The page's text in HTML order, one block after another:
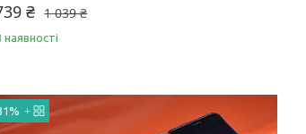
1 039 ₴
₴
наявності